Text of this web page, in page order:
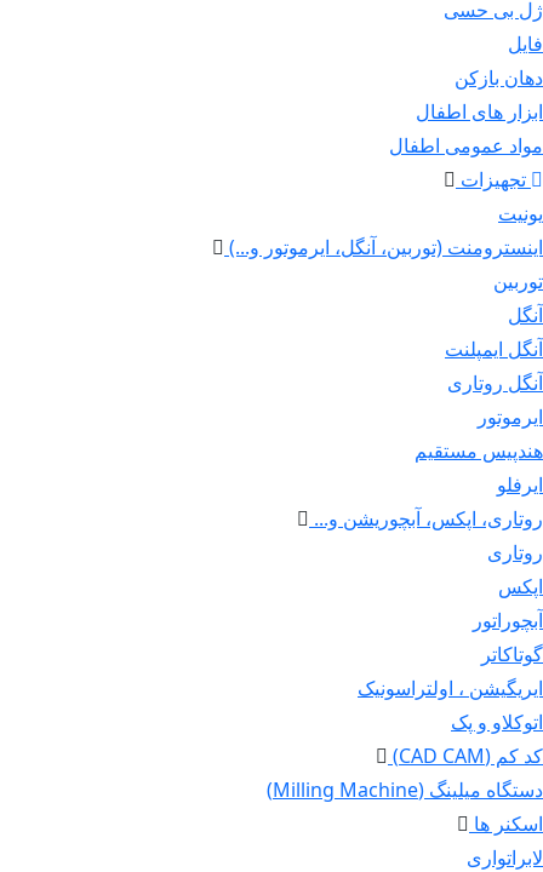
ژل بی حسی
فایل
دهان بازکن
ابزار های اطفال
مواد عمومی اطفال
تجهیزات
یونیت
اینسترومنت (توربین، آنگل، ایرموتور و...)
توربین
آنگل
آنگل ایمپلنت
آنگل روتاری
ایرموتور
هندپیس مستقیم
ایرفلو
روتاری، اپکس، آبچوریشن و...
روتاری
اپکس
آبچوراتور
گوتاکاتر
ایریگیشن ، اولتراسونیک
اتوکلاو و پک
کد کم (CAD CAM)
دستگاه میلینگ (Milling Machine)
اسکنر ها
لابراتواری